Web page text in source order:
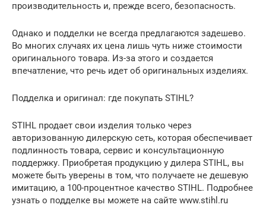
производительность и, прежде всего, безопасность.
Однако и подделки не всегда предлагаются задешево.
Во многих случаях их цена лишь чуть ниже стоимости
оригинального товара. Из-за этого и создается
впечатление, что речь идет об оригинальных изделиях.
Подделка и оригинал: где покупать STIHL?
STIHL продает свои изделия только через
авторизованную дилерскую сеть, которая обеспечивает
подлинность товара, сервис и консультационную
поддержку. Приобретая продукцию у дилера STIHL, вы
можете быть уверены в том, что получаете не дешевую
имитацию, а 100-процентное качество STIHL. Подробнее
узнать о подделке вы можете на сайте www.stihl.ru